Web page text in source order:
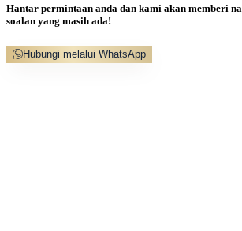
Hantar permintaan anda dan kami akan memberi
soalan yang masih ada!
Hubungi melalui WhatsApp